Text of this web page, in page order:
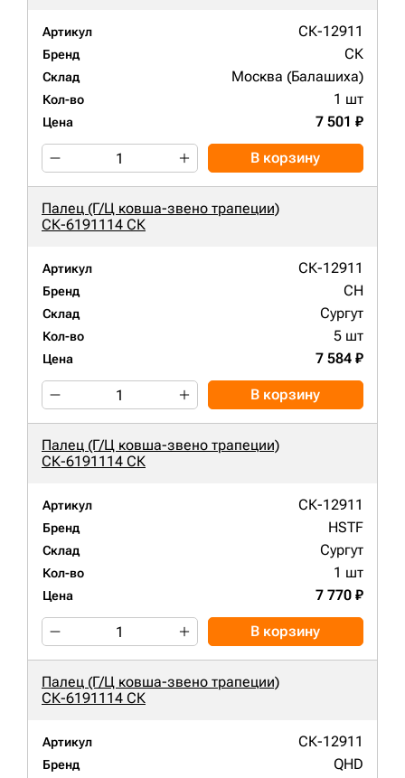
Артикул СК-12911
Бренд СК
Склад Москва (Балашиха)
Кол-во 1 шт
Цена 7 501 ₽
В корзину
Палец (Г/Ц ковша-звено трапеции)
СК-6191114 СК
Артикул СК-12911
Бренд CH
Склад Сургут
Кол-во 5 шт
Цена 7 584 ₽
В корзину
Палец (Г/Ц ковша-звено трапеции)
СК-6191114 СК
Артикул СК-12911
Бренд HSTF
Склад Сургут
Кол-во 1 шт
Цена 7 770 ₽
В корзину
Палец (Г/Ц ковша-звено трапеции)
СК-6191114 СК
Артикул СК-12911
Бренд QHD